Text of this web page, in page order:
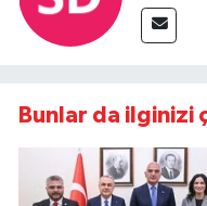
Bunlar da ilginizi